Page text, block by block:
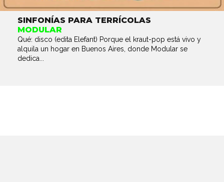
SINFONÍAS PARA TERRÍCOLAS
MODULAR
Qué: disco (edita Elefant) Porque el kraut-pop está vivo y
alquila un hogar en Buenos Aires, donde Modular se
dedica...